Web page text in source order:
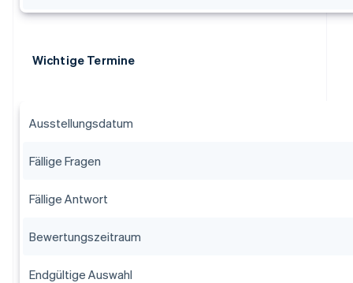
Wichtige Termine
Ausstellungsdatum
Fällige Fragen
Fällige Antwort
Bewertungszeitraum
Endgültige Auswahl